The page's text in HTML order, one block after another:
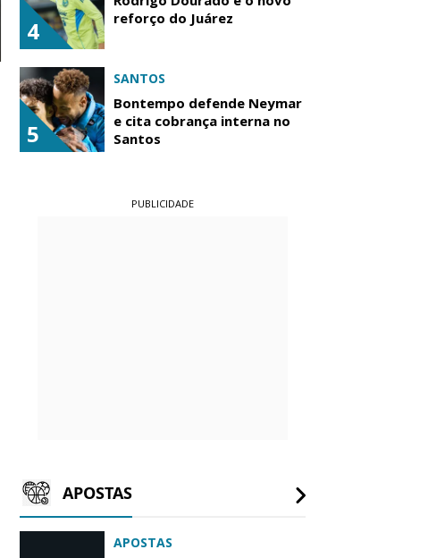
4
reforço do Juárez
5
SANTOS
Bontempo defende Neymar
e cita cobrança interna no
Santos
PUBLICIDADE
APOSTAS
APOSTAS